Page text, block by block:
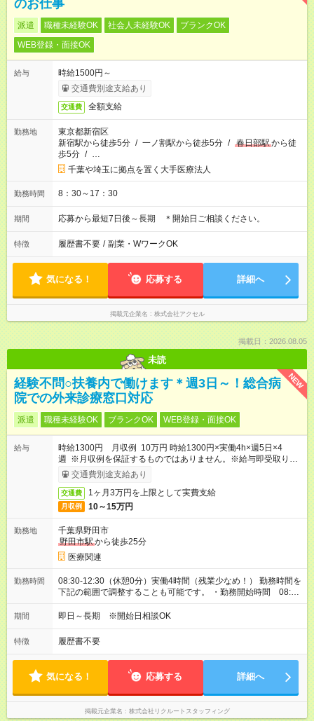
のお仕事
派遣 職種未経験OK 社会人未経験OK
ブランクOK
WEB登録・面接OK
給与
時給1500円～
交通費別途支給あり
交通費 全額支給
勤務地
東京都新宿区
新宿駅から徒歩5分 / 一ノ割駅から徒歩5分 / 春日部駅から徒
歩5分 / …
千葉や埼玉に拠点を置く大手医療法人
勤務時間 8：30～17：30
期間 応募から最短7日後～長期 ＊開始日ご相談ください。
特徴 履歴書不要 / 副業・WワークOK
気になる！ 応募する 詳細へ
掲載元企業名 株式会社アクセル
掲載日：2026.08.05
未読
NEW
経験不問○扶養内で働けます＊週3日～！総合病
院での外来診療窓口対応
派遣 職種未経験OK ブランクOK WEB登録・面接OK
給与
時給1300円 月収例 10万円 時給1300円×実働4h×週5日×4
週 ※月収例を保証するものではありません。※給与即受取りサ
ービス利用可（利用条件有）
交通費別途支給あり
交通費 1ヶ月3万円を上限として実費支給
月収例 10～15万円
勤務地
千葉県野田市
野田市駅から徒歩25分
医療関連
勤務時間
08:30-12:30（休憩0分）実働4時間（残業少なめ！） 勤務時間を
下記の範囲で調整することも可能です。 ・勤務開始時間 08:00
～09:00 ・勤務終了時間 12:30～13:30 ・実働 04:00～05:00
期間 即日～長期 ※開始日相談OK
特徴 履歴書不要
気になる！ 応募する 詳細へ
掲載元企業名 株式会社リクルートスタッフィング